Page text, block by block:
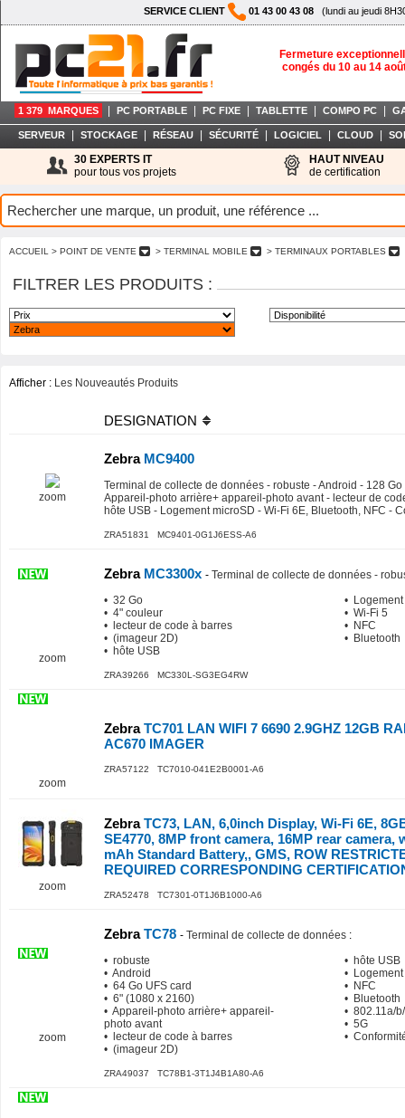
SERVICE CLIENT 01 43 00 43 08 (lundi au jeudi
Fermeture
congés du 10 au 14
1 379 MARQUES PC PORTABLE PC FIXE TABLETTE COMPO PC
SERVEUR STOCKAGE RÉSEAU SÉCURITÉ LOGICIEL CLOUD
30 EXPERTS IT
pour tous vos projets
HAUT NIVEAU
de certification
ACCUEIL > POINT DE VENTE > TERMINAL MOBILE > TERMINAUX PORTABLES
FILTRER LES PRODUITS :
Afficher : Les Nouveautés Produits
DESIGNATION
zoom
ZebraMC9400
Terminal de collecte de données - robuste - Android - 128
Appareil-photo arrière+ appareil-photo avant - lecteur de
hôte USB - Logement microSD - Wi-Fi 6E, Bluetooth, NFC -
ZRA51831 MC9401-0G1J6ESS-A6
zoom
ZebraMC3300x - Terminal de collecte de données -
• 32 Go
• 4" couleur
• lecteur de code à barres
• (imageur 2D)
• hôte USB
•
• Wi-Fi 5
• NFC
• Bluetooth
ZRA39266 MC330L-SG3EG4RW
zoom
ZebraTC701 LAN WIFI 7 6690 2.9GHZ 12GB
AC670 IMAGER
ZRA57122 TC7010-041E2B0001-A6
zoom
ZebraTC73, LAN, 6,0inch Display, Wi-Fi 6E,
SE4770, 8MP front camera, 16MP rear camera,
mAh Standard Battery,, GMS, ROW
REQUIRED CORRESPONDING
ZRA52478 TC7301-0T1J6B1000-A6
zoom
ZebraTC78 - Terminal de collecte de données :
• robuste
• Android
• 64 Go UFS card
• 6" (1080 x 2160)
• Appareil-photo arrière+ appareil-
photo avant
• lecteur de code à barres
• (imageur 2D)
• hôte USB
•
• NFC
• Bluetooth
• 802.11a/
• 5G
•
ZRA49037 TC78B1-3T1J4B1A80-A6